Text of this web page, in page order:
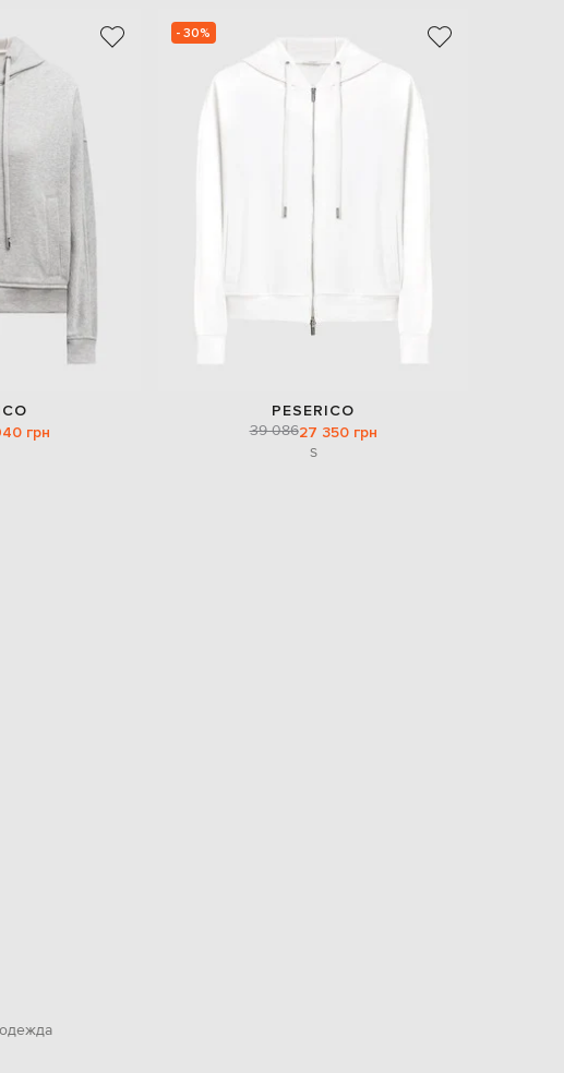
грн
- 30%
PESERICO
39 08627 350 грн
S